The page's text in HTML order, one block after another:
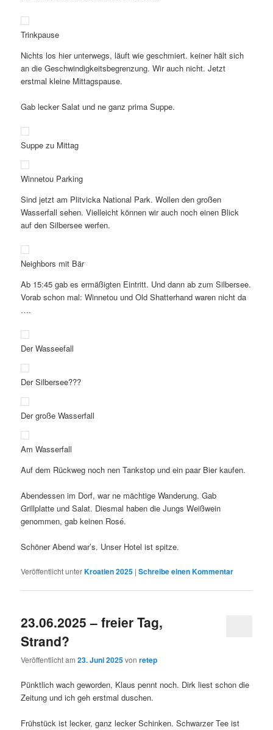
Trinkpause
Nichts los hier unterwegs, läuft wie geschmiert. keiner hält sich
an die Geschwindigkeitsbegrenzung. Wir auch nicht. Jetzt
erstmal kleine Mittagspause.
Gab lecker Salat und ne ganz prima Suppe.
Suppe zu Mittag
Winnetou Parking
Sind jetzt am Plitvicka National Park. Wollen den großen
Wasserfall sehen. Vielleicht können wir auch noch einen Blick
auf den Silbersee werfen.
Neighbors mit Bär
Ab 15:45 gab es ermäßigten Eintritt. Und dann ab zum Silbersee.
Vorab schon mal: Winnetou und Old Shatterhand waren nicht da
….
Der Wasseefall
Der Silbersee???
Der große Wasserfall
Am Wasserfall
Auf dem Rückweg noch nen Tankstop und ein paar Bier kaufen.
Abendessen im Dorf, war ne mächtige Wanderung. Gab
Grillplatte und Salat. Diesmal haben die Jungs Weißwein
genommen, gab keinen Rosé.
Schöner Abend war’s. Unser Hotel ist spitze.
Veröffentlicht unterKroatien 2025 |Schreibe einen Kommentar
23.06.2025 – freier Tag,
Strand?
Veröffentlicht am23. Juni 2025vonretep
Pünktlich wach geworden, Klaus pennt noch. Dirk liest schon die
Zeitung und ich geh erstmal duschen.
Frühstück ist lecker, ganz lecker Schinken. Schwarzer Tee ist